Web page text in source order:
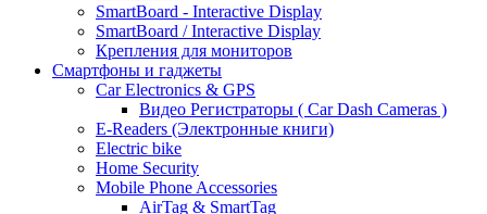
SmartBoard - Interactive Display
SmartBoard / Interactive Display
Крепления для мониторов
Смартфоны и гаджеты
Car Electronics & GPS
Видео Регистраторы ( Car Dash Cameras )
E-Readers (Электронные книги)
Electric bike
Home Security
Mobile Phone Accessories
AirTag & SmartTag